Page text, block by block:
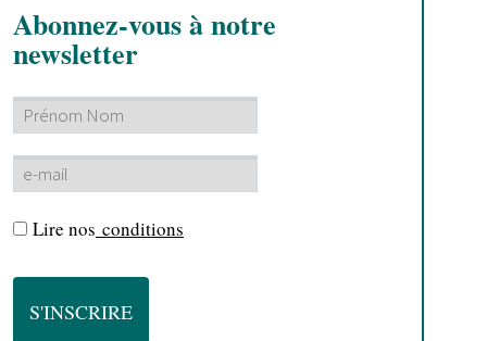
Abonnez-vous à notre
newsletter
Lire nos conditions